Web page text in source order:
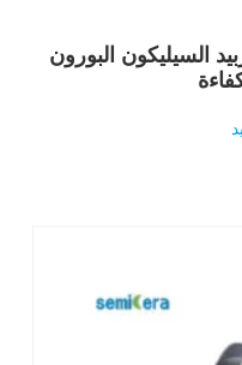
السيليكون البورون